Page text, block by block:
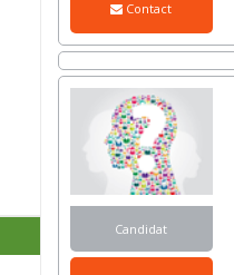
Contact
Candidat